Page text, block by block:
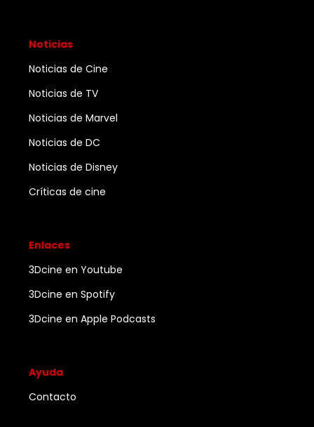
Noticias
Noticias de Cine
Noticias de TV
Noticias de Marvel
Noticias de DC
Noticias de Disney
Críticas de cine
Enlaces
3Dcine en Youtube
3Dcine en Spotify
3Dcine en Apple Podcasts
Ayuda
Contacto